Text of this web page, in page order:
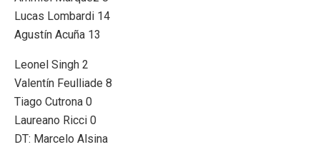
Lucas Lombardi 14
Agustín Acuña 13
Leonel Singh 2
Valentín Feulliade 8
Tiago Cutrona 0
Laureano Ricci 0
DT: Marcelo Alsina